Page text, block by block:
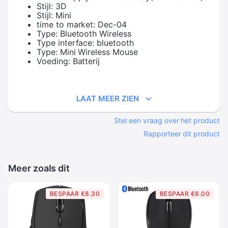
Stijl: 3D
Stijl: Mini
time to market: Dec-04
Type: Bluetooth Wireless
Type interface: bluetooth
Type: Mini Wireless Mouse
Voeding: Batterij
LAAT MEER ZIEN
Stel een vraag over het product
Rapporteer dit product
Meer zoals dit
BESPAAR €8.30 BESPAAR €6.00